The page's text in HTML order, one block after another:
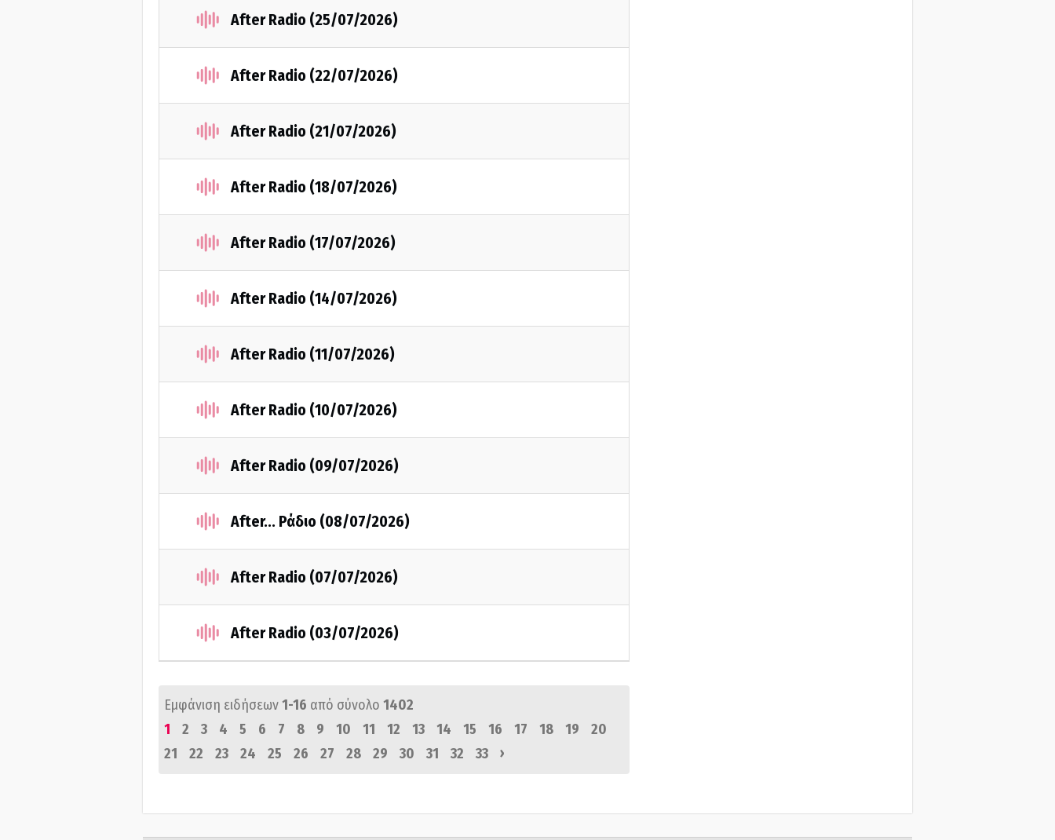
After Radio (25/07/2026)
After Radio (22/07/2026)
After Radio (21/07/2026)
After Radio (18/07/2026)
After Radio (17/07/2026)
After Radio (14/07/2026)
After Radio (11/07/2026)
After Radio (10/07/2026)
After Radio (09/07/2026)
After... Ράδιο (08/07/2026)
After Radio (07/07/2026)
After Radio (03/07/2026)
Εμφάνιση ειδήσεων1-16 από σύνολο 1402
1
2 3 4 5 6 7 8 9 10 11 12 13 14 15 16 17 18 19
20
21
22 23 24 25 26 27 28 29 30 31 32 33 ›